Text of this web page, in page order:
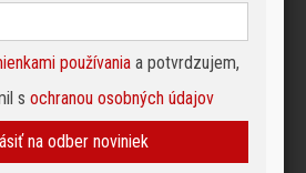
používania a potvrdzujem,
s ochranou osobných údajov
na odber noviniek